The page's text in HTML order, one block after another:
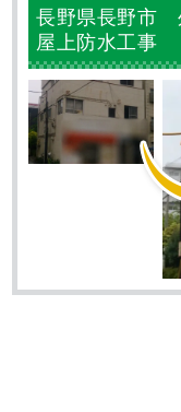
長野県長野市
屋上防水工事